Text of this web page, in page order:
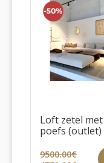
Loft zetel met
poefs (outlet)
9500.00€